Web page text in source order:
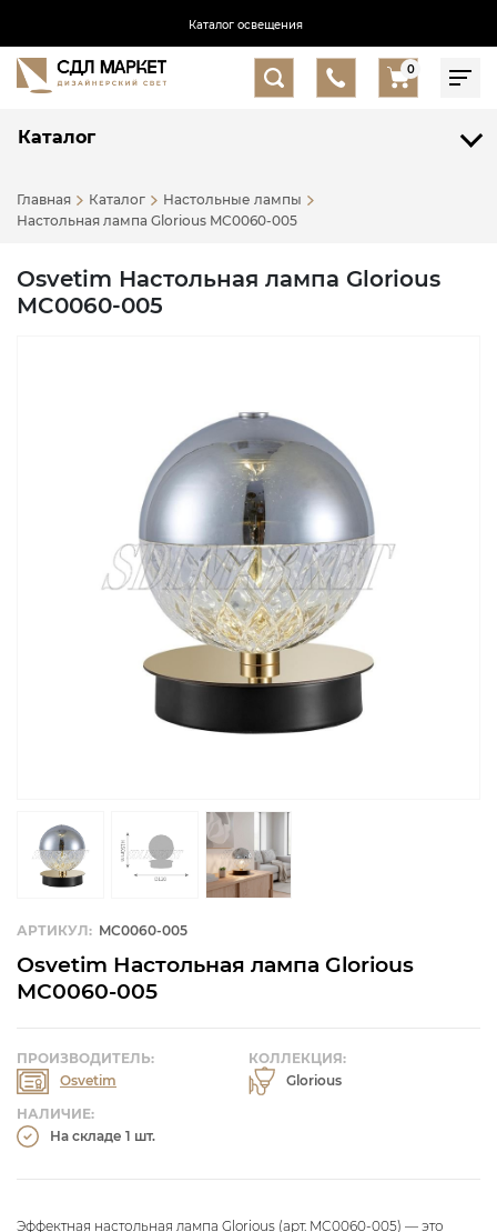
Каталог освещения
0
Каталог
Главная Каталог
Настольные лампы
Настольная лампа Glorious MC0060-005
Osvetim Настольная лампа Glorious
MC0060-005
АРТИКУЛ: MC0060-005
Osvetim Настольная лампа Glorious
MC0060-005
НАЛИЧИЕ:
На складе 1 шт.
КОЛЛЕКЦИЯ:
Glorious
ПРОИЗВОДИТЕЛЬ:
Osvetim
Эффектная настольная лампа Glorious (арт. MC0060-005) — это